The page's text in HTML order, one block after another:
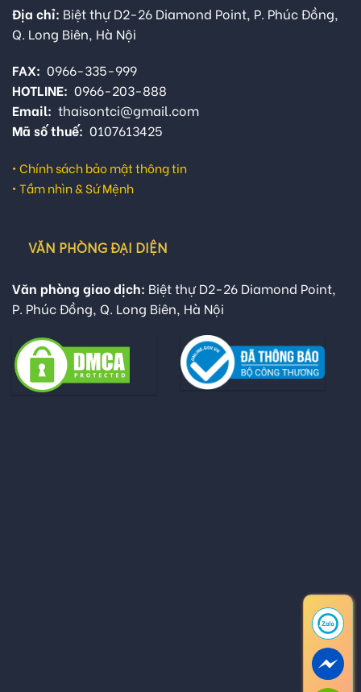
Địa chỉ: Biệt thự D2-26 Diamond Point, P. Phúc Đồng,
Q. Long Biên, Hà Nội
FAX: 0966-335-999
HOTLINE: 0966-203-888
Email: thaisontci@gmail.com
Mã số thuế: 0107613425
• Chính sách bảo mật thông tin
• Tầm nhìn & Sứ Mệnh
VĂN PHÒNG ĐẠI DIỆN
Văn phòng giao dịch: Biệt thự D2-26 Diamond Point,
P. Phúc Đồng, Q. Long Biên, Hà Nội